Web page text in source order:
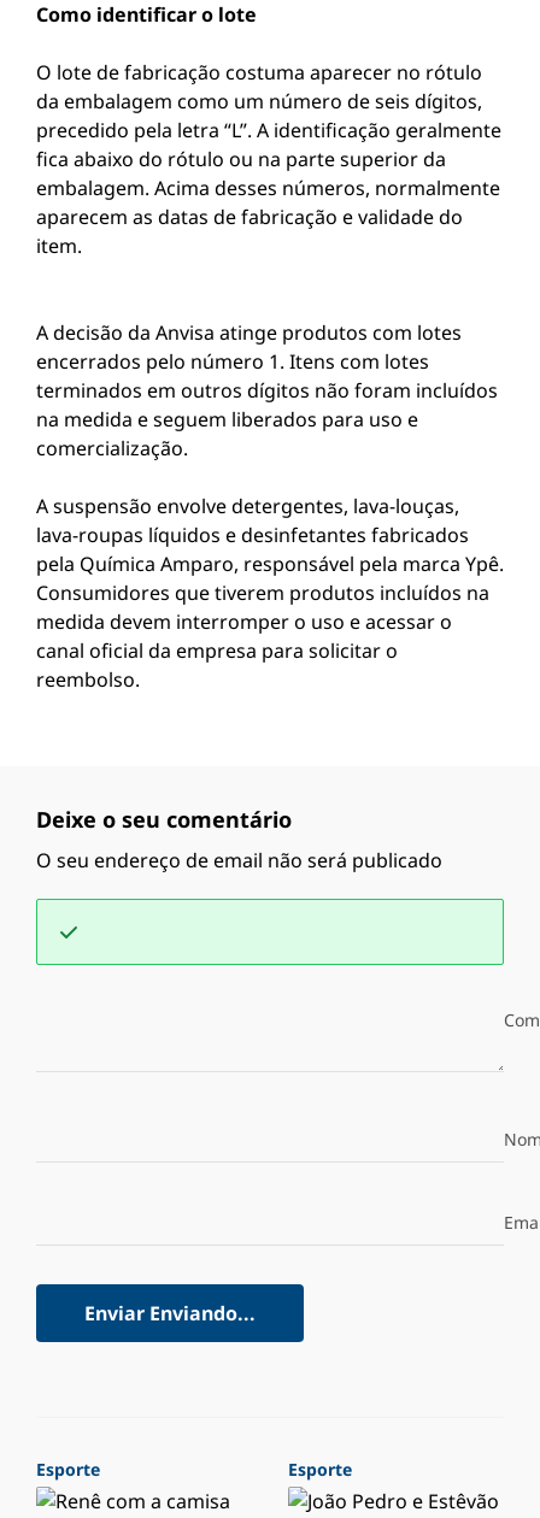
Como identificar o lote
O lote de fabricação costuma aparecer no rótulo
da embalagem como um número de seis dígitos,
precedido pela letra “L”. A identificação geralmente
fica abaixo do rótulo ou na parte superior da
embalagem. Acima desses números, normalmente
aparecem as datas de fabricação e validade do
item.
A decisão da Anvisa atinge produtos com lotes
encerrados pelo número 1. Itens com lotes
terminados em outros dígitos não foram incluídos
na medida e seguem liberados para uso e
comercialização.
A suspensão envolve detergentes, lava-louças,
lava-roupas líquidos e desinfetantes fabricados
pela Química Amparo, responsável pela marca Ypê.
Consumidores que tiverem produtos incluídos na
medida devem interromper o uso e acessar o
canal oficial da empresa para solicitar o
reembolso.
Deixe o seu comentário
O seu endereço de email não será publicado
Enviar Enviando...
Esporte Esporte